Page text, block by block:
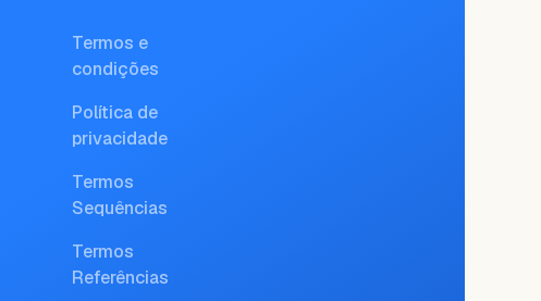
Termos e
condições
Política de
privacidade
Termos
Sequências
Termos
Referências